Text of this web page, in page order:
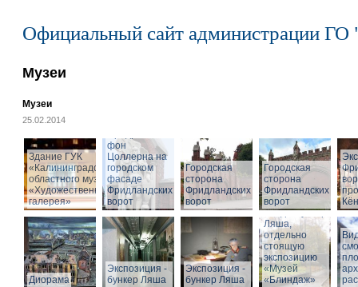
Официальный сайт администрации ГО
Музеи
Музеи
25.02.2014
Здание ГУК
«Калининградского
областного музея
«Художественная
галерея»
фон
Цоллерна на
городском
фасаде
Фридландских
ворот
Городская
сторона
Фридландских
ворот
Городская
сторона
Фридландских
ворот
Диорама
Экспозиция -
бункер Ляша
Экспозиция -
бункер Ляша
Вход в бункер
Ляша,
отдельно
стоящую
экспозицию
«Музей
«Блиндаж»